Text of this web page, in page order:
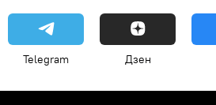
Telegram Дзен